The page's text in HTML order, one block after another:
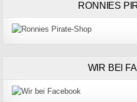
RONNIES
WIR BEI